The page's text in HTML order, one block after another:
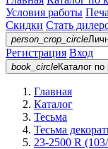
Условия работы
Скидки Стать
person_crop_circle
Регистрация Вход
book_circleКаталог по
Главная
Каталог
Тесьма
Тесьма
23-2500 R